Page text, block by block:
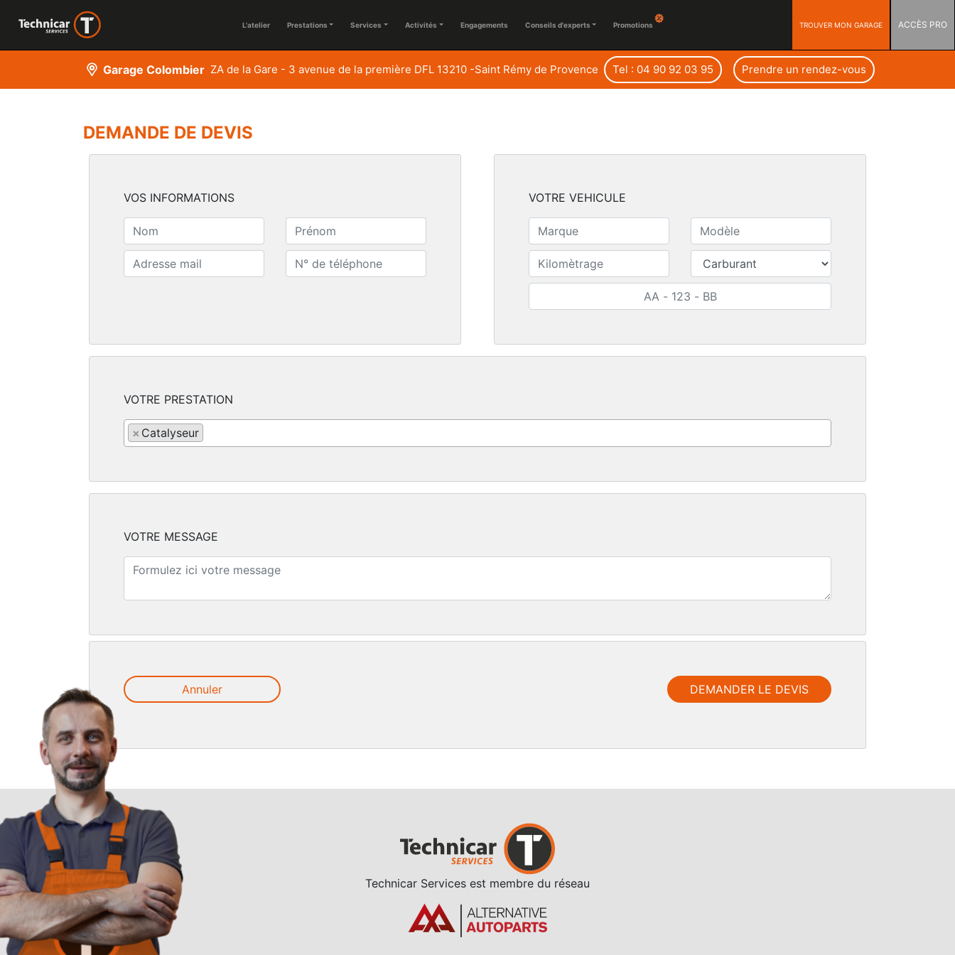
L'atelier Prestations Services Activités Engagements Conseils d'experts Promotions TROUVER MON GARAGE ACCÈS PRO
Garage Colombier ZA de la Gare - 3 avenue de la première DFL 13210 -Saint Rémy de Provence Tel : 04 90 92 03 95 Prendre un rendez-vous
DEMANDE DE DEVIS
VOS INFORMATIONS VOTRE VEHICULE
VOTRE PRESTATION
× Catalyseur
VOTRE MESSAGE
Annuler DEMANDER LE DEVIS
Technicar Services est membre du réseau